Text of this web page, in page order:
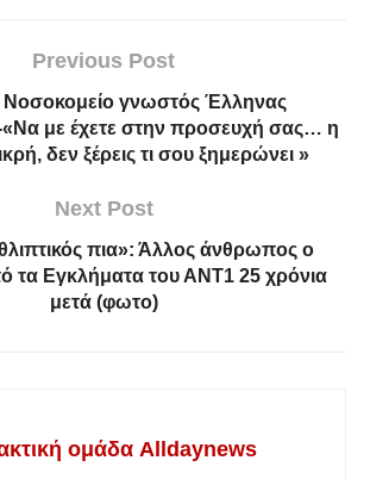
Previous Post
Νοσοκομείο γνωστός Έλληνας
«Να με έχετε στην προσευχή σας… η
δεν ξέρεις τι σου ξημερώνει »
Next Post
πια»: Άλλος άνθρωπος ο
τα Εγκλήματα του ΑΝΤ1 25 χρόνια
μετά (φωτο)
ομάδα Alldaynews